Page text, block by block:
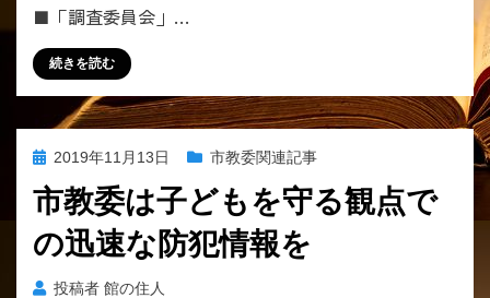
の
■「調査委員会」…
続きを読む
投
日:
2019年11月13日 市教委関連記事
市教委は子どもを守る観点で
の迅速な防犯情報を
投稿者 館の住人